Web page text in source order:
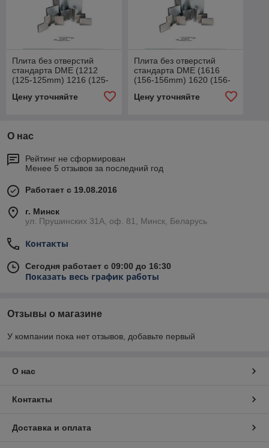
Плита без отверстий
стандарта DME (1212
(125-125mm) 1216 (125-
Цену уточняйте
Плита без отверстий
стандарта DME (1616
(156-156mm) 1620 (156-
Цену уточняйте
О нас
Рейтинг не сформирован
Менее 5 отзывов за последний год
Работает с 19.08.2016
г. Минск
ул. Прушинских 31А, оф. 81, Минск, Беларусь
Контакты
Сегодня работает с 09:00 до 16:30
Показать весь график работы
Отзывы о магазине
У компании пока нет отзывов, добавьте первый
О нас
Контакты
Доставка и оплата